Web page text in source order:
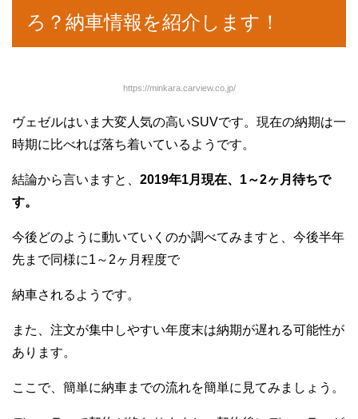
ろ？納車情報を紹介します！
https://minkara.carview.co.jp/
ヴェゼルはいま大変人気の高いSUVです。現在の納期は一
時期に比べれば落ち着いているようです。
結論から言いますと、 2019年1月現在、1～2ヶ月待ちで
す。
今後どのように動いていくのか調べてみますと、今後半年
先まで同様に1～2ヶ月程度で
納車されるようです。
また、注文が集中しやすい年度末は納期が遅れる可能性が
あります。
ここで、簡単に納車までの流れを簡単に見てみましょう。